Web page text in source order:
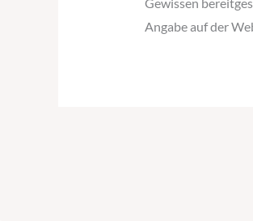
Angabe auf der